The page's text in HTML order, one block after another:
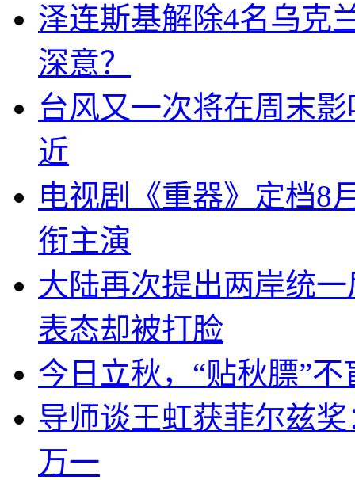
泽连斯基解除4名乌克
深意？
台风又一次将在周末
近
电视剧《重器》定档8
衔主演
大陆再次提出两岸统
表态却被打脸
今日立秋，“贴秋膘”不
导师谈王虹获菲尔兹
万一